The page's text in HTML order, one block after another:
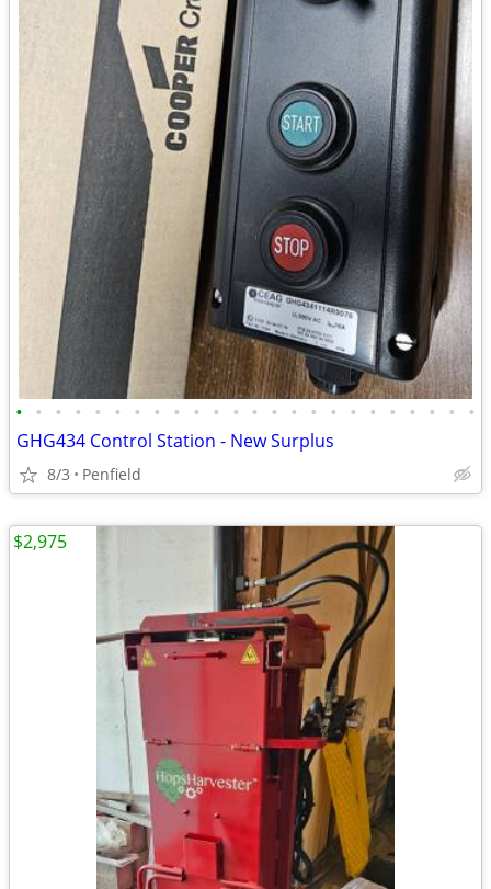
• • • • • • • • • • • • • • • • • • • • • • • •
GHG434 Control Station - New Surplus
8/3 Penfield
$2,975